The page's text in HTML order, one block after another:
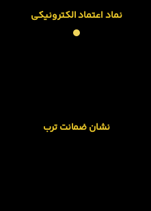
نماد اعتماد الکترونیکی
نشان ضمانت ترب